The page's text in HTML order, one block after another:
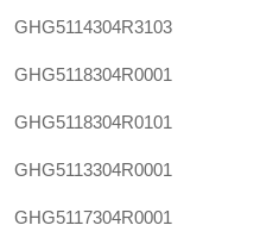
GHG5114304R3103
GHG5118304R0001
GHG5118304R0101
GHG5113304R0001
GHG5117304R0001